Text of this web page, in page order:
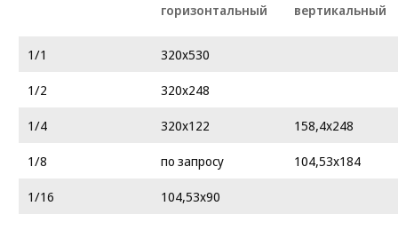
горизонтальный вертикальный
1/1
320х530
1/2
320х248
1/4
320x122
158,4х248
1/8
по запросу
104,53х184
1/16
104,53x90